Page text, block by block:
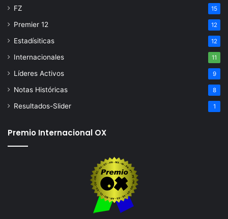
FZ 15
Premier 12 12
Estadísiticas 12
Internacionales 11
Líderes Activos 9
Notas Históricas 8
Resultados-Slider 1
Premio Internacional OX